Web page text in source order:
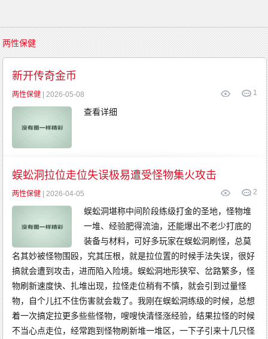
首
页
传
奇
游
戏
复
古
传
奇
新
开
传
奇
传
奇
发
布
精
品
传
奇
英
雄
传
奇
金
币
传
奇
中
变
传
奇
变
态
传
奇
网
通
传
奇
两性保健
新开传奇金币
1
两性保健 | 2026-05-08
查看详细
蜈蚣洞拉位走位失误极易遭受怪物集火攻击
2
两性保健 | 2026-04-05
蜈蚣洞堪称中间阶段练级打金的圣地，怪物堆
一堆、经验肥得流油，还能爆出不老少打底的
装备与材料，可好多玩家在蜈蚣洞刷怪，总莫
名其妙被怪物围殴，究其压根，就是拉位置的时候手法失误，很好
搞就会遭到攻击，进而陷入险境。蜈蚣洞地形狭窄、岔路繁多，怪
物刷新速度快、扎堆出现，拉怪走位稍有不慎，就会引到过量怪
物，自个儿扛不住伤害就会栽了。我刚在蜈蚣洞练级的时候，总想
着一次搞定拉更多些些怪物，嗖嗖快清怪涨经验，结果拉怪的时候
不当心点走位，经常跑到怪物刷新堆一堆区，一下子引来十几只怪